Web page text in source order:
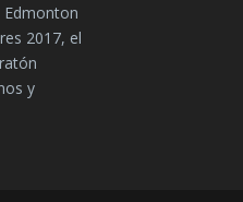
Edmonton
2017, el
y